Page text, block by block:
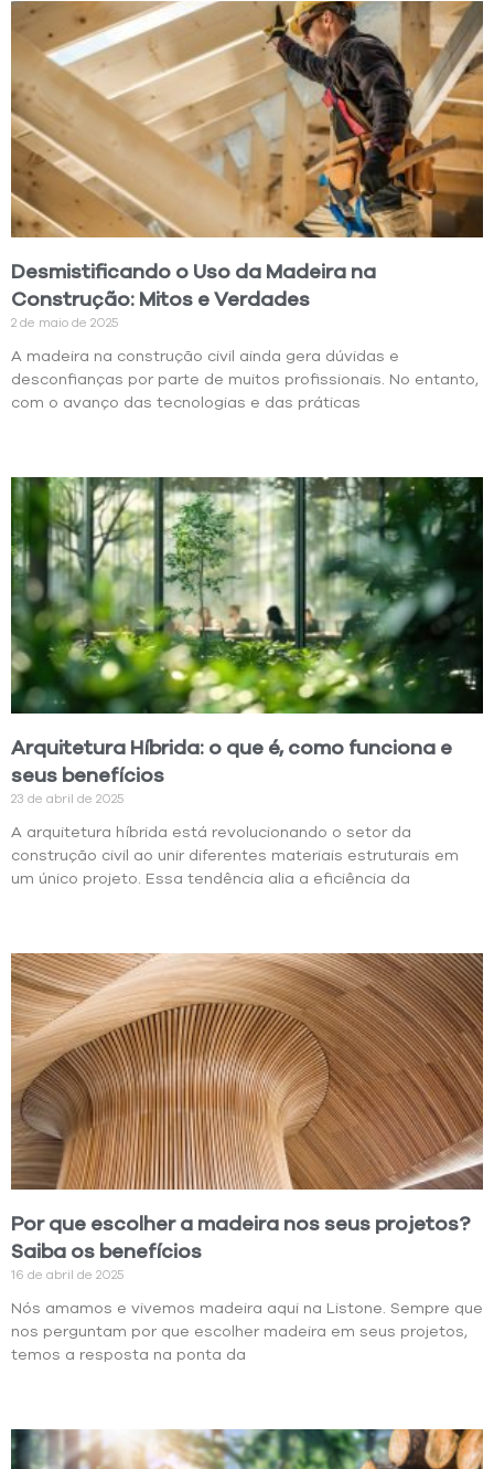
Desmistificando o Uso da Madeira na
Construção: Mitos e Verdades
2 de maio de 2025
A madeira na construção civil ainda gera dúvidas e
desconfianças por parte de muitos profissionais. No entanto,
com o avanço das tecnologias e das práticas
Arquitetura Híbrida: o que é, como funciona e
seus benefícios
23 de abril de 2025
A arquitetura híbrida está revolucionando o setor da
construção civil ao unir diferentes materiais estruturais em
um único projeto. Essa tendência alia a eficiência da
Por que escolher a madeira nos seus projetos?
Saiba os benefícios
16 de abril de 2025
Nós amamos e vivemos madeira aqui na Listone. Sempre que
nos perguntam por que escolher madeira em seus projetos,
temos a resposta na ponta da